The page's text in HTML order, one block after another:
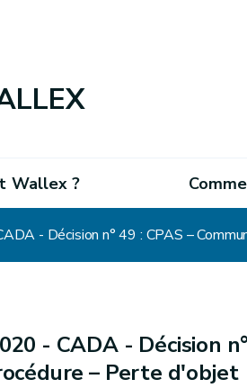
Wallex ?
- Décision n° 49 : CPAS –
- CADA - Décision
– Perte d'objet